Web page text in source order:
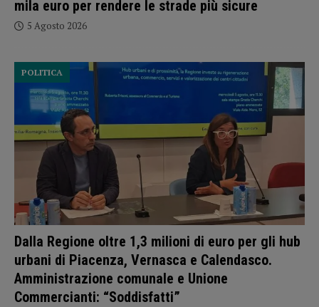
mila euro per rendere le strade più sicure
5 Agosto 2026
Dalla Regione oltre 1,3 milioni di euro per gli hub
urbani di Piacenza, Vernasca e Calendasco.
Amministrazione comunale e Unione
Commercianti: “Soddisfatti”
POLITICA